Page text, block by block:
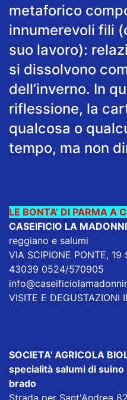
metaforico
innumerevoli fili
suo lavoro):
si dissolvono
dell’inverno. In
riflessione, la
qualcosa o
tempo, ma non
LE BONTA’ DI PARMA A
CASEIFICIO LA
reggiano e salumi
VIA SCIPIONE PONTE,
43039 0524/570905
VISITE E DEGUSTAZIONI
SOCIETA' AGRICOLA
specialità salumi di
brado
Strada per Sant'Andrea